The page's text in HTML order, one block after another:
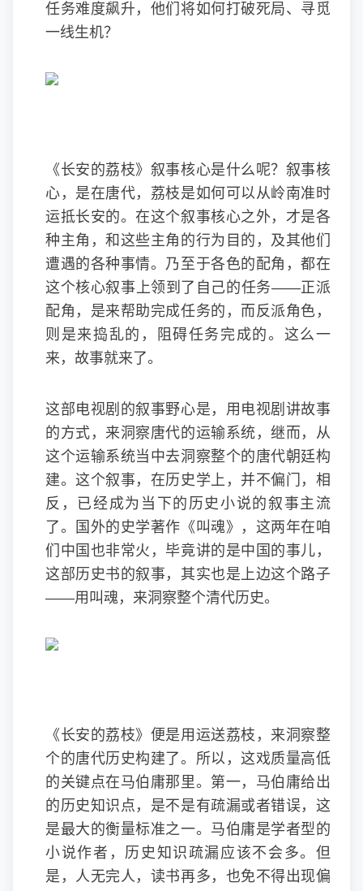
任务难度飙升，他们将如何打破死局、寻觅
一线生机？
《长安的荔枝》叙事核心是什么呢？叙事核
心，是在唐代，荔枝是如何可以从岭南准时
运抵长安的。在这个叙事核心之外，才是各
种主角，和这些主角的行为目的，及其他们
遭遇的各种事情。乃至于各色的配角，都在
这个核心叙事上领到了自己的任务——正派
配角，是来帮助完成任务的，而反派角色，
则是来捣乱的，阻碍任务完成的。这么一
来，故事就来了。
这部电视剧的叙事野心是，用电视剧讲故事
的方式，来洞察唐代的运输系统，继而，从
这个运输系统当中去洞察整个的唐代朝廷构
建。这个叙事，在历史学上，并不偏门，相
反，已经成为当下的历史小说的叙事主流
了。国外的史学著作《叫魂》，这两年在咱
们中国也非常火，毕竟讲的是中国的事儿，
这部历史书的叙事，其实也是上边这个路子
——用叫魂，来洞察整个清代历史。
《长安的荔枝》便是用运送荔枝，来洞察整
个的唐代历史构建了。所以，这戏质量高低
的关键点在马伯庸那里。第一，马伯庸给出
的历史知识点，是不是有疏漏或者错误，这
是最大的衡量标准之一。马伯庸是学者型的
小说作者，历史知识疏漏应该不会多。但
是，人无完人，读书再多，也免不得出现偏